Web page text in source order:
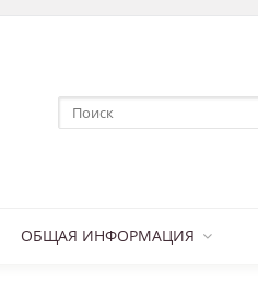
ОБЩАЯ ИНФОРМАЦИЯ